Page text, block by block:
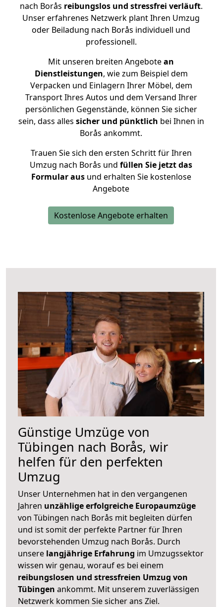
nach Borås reibungslos und stressfrei verläuft.
Unser erfahrenes Netzwerk plant Ihren Umzug
oder Beiladung nach Borås individuell und
professionell.
Mit unseren breiten Angebotean
Dienstleistungen, wie zum Beispiel dem
Verpacken und Einlagern Ihrer Möbel, dem
Transport Ihres Autos und dem Versand Ihrer
persönlichen Gegenstände, können Sie sicher
sein, dass alles sicher und pünktlich bei Ihnen in
Borås ankommt.
Trauen Sie sich den ersten Schritt für Ihren
Umzug nach Borås und füllen Sie jetzt das
Formular ausund erhalten Sie kostenlose
Angebote
Kostenlose Angebote erhalten
Günstige Umzüge von
Tübingen nach Borås, wir
helfen für den perfekten
Umzug
Unser Unternehmen hat in den vergangenen
Jahren unzählige erfolgreiche Europaumzüge
von Tübingen nach Borås mit begleiten dürfen
und ist somit der perfekte Partner für Ihren
bevorstehenden Umzug nach Borås. Durch
unsere langjährige Erfahrung im Umzugssektor
wissen wir genau, worauf es bei einem
reibungslosen und stressfreien Umzug von
Tübingen ankommt. Mit unserem zuverlässigen
Netzwerk kommen Sie sicher ans Ziel.